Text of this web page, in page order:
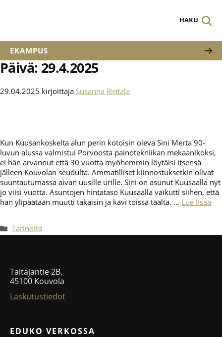
HAKU
EKAMPUS
Päivä: 29.4.2025
29.04.2025 kirjoittaja Susanna Rintala
Kun Kuusankoskelta alun perin kotoisin oleva Sini Merta 90-
luvun alussa valmistui Porvoosta painotekniikan mekaanikoksi,
ei hän arvannut että 30 vuotta myöhemmin löytäisi itsensä
jälleen Kouvolan seudulta. Ammatilliset kiinnostuksetkin olivat
suuntautumassa aivan uusille urille. Sini on asunut Kuusaalla nyt
jo viisi vuotta. Asuntojen hintataso Kuusaalla vaikutti siihen, että
hän ylipäätään muutti takaisin ja kävi töissä täältä. … Lue lisää
Tarinoita
Taitajantie 2B,
45100 Kouvola
Laskutustiedot
EDUKO VERKOSSA